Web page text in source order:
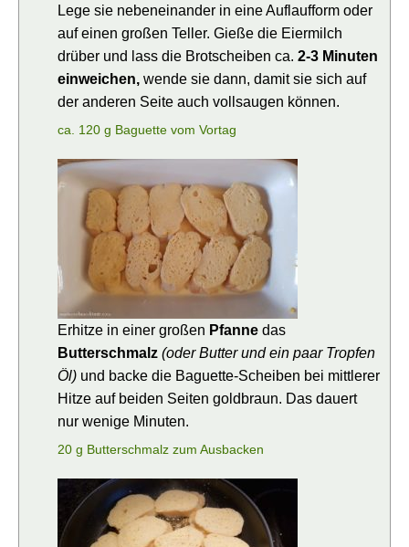
Lege sie nebeneinander in eine Auflaufform oder
auf einen großen Teller. Gieße die Eiermilch
drüber und lass die Brotscheiben ca. 2-3 Minuten
einweichen, wende sie dann, damit sie sich auf
der anderen Seite auch vollsaugen können.
ca. 120 g Baguette vom Vortag
Erhitze in einer großen Pfanne das
Butterschmalz (oder Butter und ein paar Tropfen
Öl) und backe die Baguette-Scheiben bei mittlerer
Hitze auf beiden Seiten goldbraun. Das dauert
nur wenige Minuten.
20 g Butterschmalz zum Ausbacken